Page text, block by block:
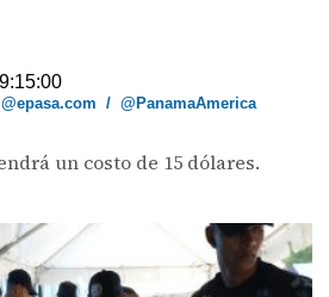
/@PanamaAmerica
un costo de 15 dólares.